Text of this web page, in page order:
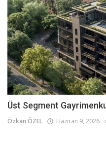
Üst Segment
Özkan ÖZEL Haziran 9, 2026